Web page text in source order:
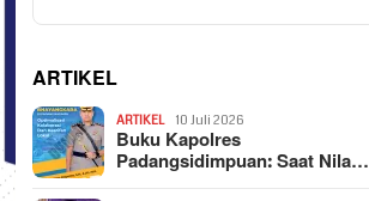
ARTIKEL
ARTIKEL 10 Juli 2026
Buku Kapolres
Padangsidimpuan: Saat Nila…